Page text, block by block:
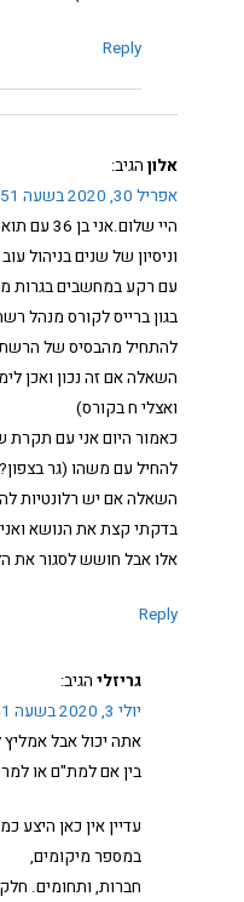
Reply
אלון הגיב:
אפריל 30, 2020 בשעה 2:51 pm
היי שלום.אני בן 36 עם תואר בכלכלה וניהול
וניסיון של שנים בניהול
עם רקע במחשבים בגרות
בגון ברייס לקורס מנהל
להתחיל מהבסיס של
השאלה אם זה נכון ואכן
ואצלי ח בקורס)
כאמור היום אני עם תקרת
להחיל עם משהו (גר בצפון?
השאלה אם יש רלונטיות
בדקתי קצת את הנושא
אלו אבל חושש לסגור את
Reply
גריזלי הגיב:
יולי 3, 2020 בשעה 5:41 am
אתה יכול אבל אמליץ
בין אם למת"ם או
עדיין אין כאן היצע
במספר מיקומים,
חברות, ותחומים.